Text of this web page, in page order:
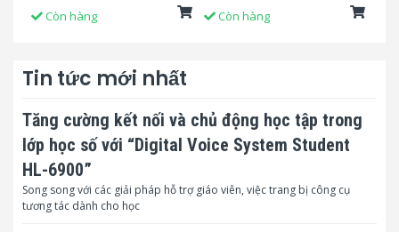
Còn hàng Còn hàng
Tin tức mới nhất
Tăng cường kết nối và chủ động học tập trong
lớp học số với “Digital Voice System Student
HL-6900”
Song song với các giải pháp hỗ trợ giáo viên, việc trang bị công cụ
tương tác dành cho học